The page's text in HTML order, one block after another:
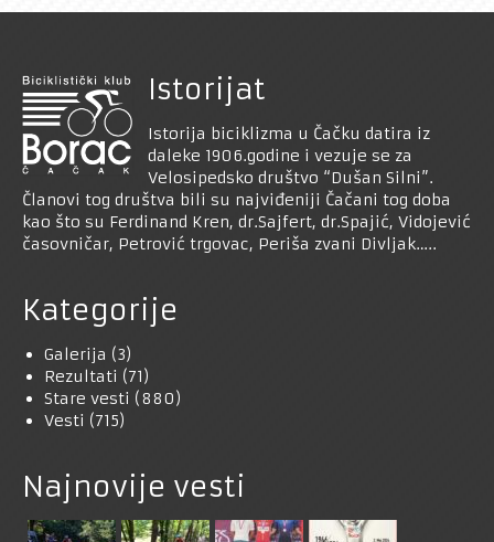
Istorijat
Istorija biciklizma u Čačku datira iz
daleke 1906.godine i vezuje se za
Velosipedsko društvo “Dušan Silni”.
Članovi tog društva bili su najviđeniji Čačani tog doba
kao što su Ferdinand Kren, dr.Sajfert, dr.Spajić, Vidojević
časovničar, Petrović trgovac, Periša zvani Divljak…..
Kategorije
Galerija (3)
Rezultati (71)
Stare vesti (880)
Vesti (715)
Najnovije vesti